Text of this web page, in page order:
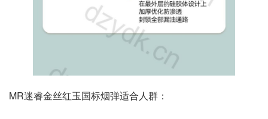
MR迷睿金丝红玉国标烟弹适合人群：